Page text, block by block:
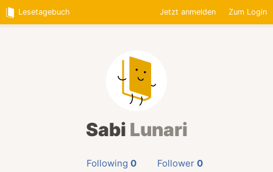
Lesetagebuch Jetzt anmelden Zum Login
Sabi Lunari
Following 0 Follower 0